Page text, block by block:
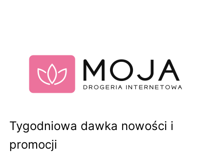
Tygodniowa dawka nowości i
promocji